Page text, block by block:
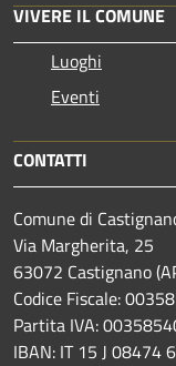
VIVERE IL COMUNE
Luoghi
Eventi
CONTATTI
Comune di
Via Margherita, 25
63072 Castignano
Codice Fiscale:
Partita IVA:
IBAN: IT 15 J 08474